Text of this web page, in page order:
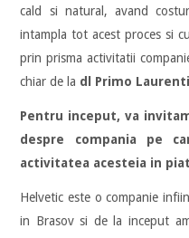
cald si natural, avand
intampla tot acest proces si
prin prisma activitatii
chiar de la dl Primo
Pentru inceput, va
despre compania pe
activitatea acesteia in
Helvetic este o companie
in Brasov si de la inceput